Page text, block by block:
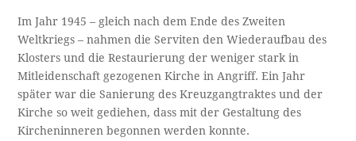
Im Jahr 1945 – gleich nach dem Ende des Zweiten
Weltkriegs – nahmen die Serviten den Wiederaufbau des
Klosters und die Restaurierung der weniger stark in
Mitleidenschaft gezogenen Kirche in Angriff. Ein Jahr
später war die Sanierung des Kreuzgangtraktes und der
Kirche so weit gediehen, dass mit der Gestaltung des
Kircheninneren begonnen werden konnte.